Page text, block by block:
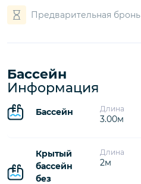
Предварительная бронь
Бассейн
Информация
Бассейн Длина
3.00м
Крытый
бассейн
Длина
2м